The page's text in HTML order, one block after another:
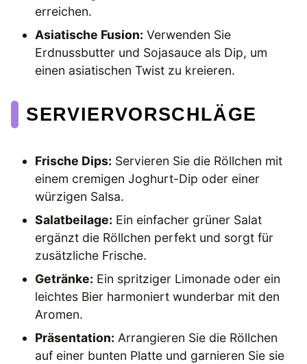
erreichen.
Asiatische Fusion: Verwenden Sie
Erdnussbutter und Sojasauce als Dip, um
einen asiatischen Twist zu kreieren.
SERVIERVORSCHLÄGE
Frische Dips: Servieren Sie die Röllchen mit
einem cremigen Joghurt-Dip oder einer
würzigen Salsa.
Salatbeilage: Ein einfacher grüner Salat
ergänzt die Röllchen perfekt und sorgt für
zusätzliche Frische.
Getränke: Ein spritziger Limonade oder ein
leichtes Bier harmoniert wunderbar mit den
Aromen.
Präsentation: Arrangieren Sie die Röllchen
auf einer bunten Platte und garnieren Sie sie